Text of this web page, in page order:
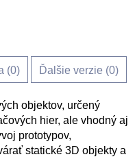
(0) Ďalšie verzie (0)
objektov, určený
hier, ale vhodný aj
prototypov,
statické 3D objekty a